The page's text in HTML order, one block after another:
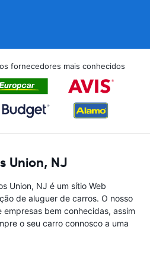
fornecedores mais conhecidos
Union, NJ
Union, NJ é um sítio Web
de aluguer de carros. O nosso
bem conhecidas, assim
o seu carro connosco a uma